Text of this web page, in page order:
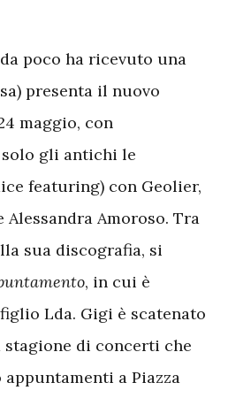
da poco ha ricevuto una
presenta il nuovo
maggio, con
gli antichi le
featuring) con Geolier,
Alessandra Amoroso. Tra
sua discografia, si
, in cui è
Lda. Gigi è scatenato
di concerti che
a Piazza